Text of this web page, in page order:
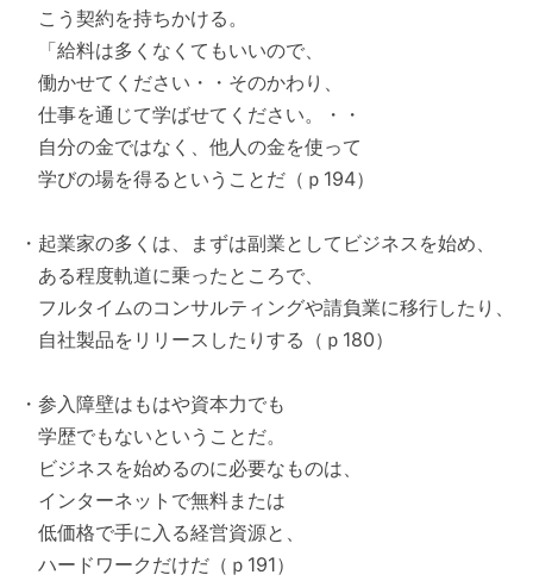
こう契約を持ちかける。
「給料は多くなくてもいいので、
働かせてください・・そのかわり、
仕事を通じて学ばせてください。・・
自分の金ではなく、他人の金を使って
学びの場を得るということだ（ｐ194）
・起業家の多くは、まずは副業としてビジネスを始め、
ある程度軌道に乗ったところで、
フルタイムのコンサルティングや請負業に移行したり、
自社製品をリリースしたりする（ｐ180）
・参入障壁はもはや資本力でも
学歴でもないということだ。
ビジネスを始めるのに必要なものは、
インターネットで無料または
低価格で手に入る経営資源と、
ハードワークだけだ（ｐ191）